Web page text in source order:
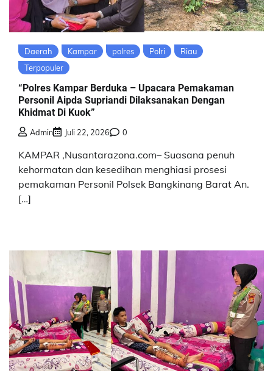
Daerah Kampar polres Polri
Riau
Terpopuler
“Polres Kampar Berduka – Upacara Pemakaman
Personil Aipda Supriandi Dilaksanakan Dengan
Khidmat Di Kuok”
Admin Juli 22, 2026 0
KAMPAR ,Nusantarazona.com– Suasana penuh
kehormatan dan kesedihan menghiasi prosesi
pemakaman Personil Polsek Bangkinang Barat An.
[…]